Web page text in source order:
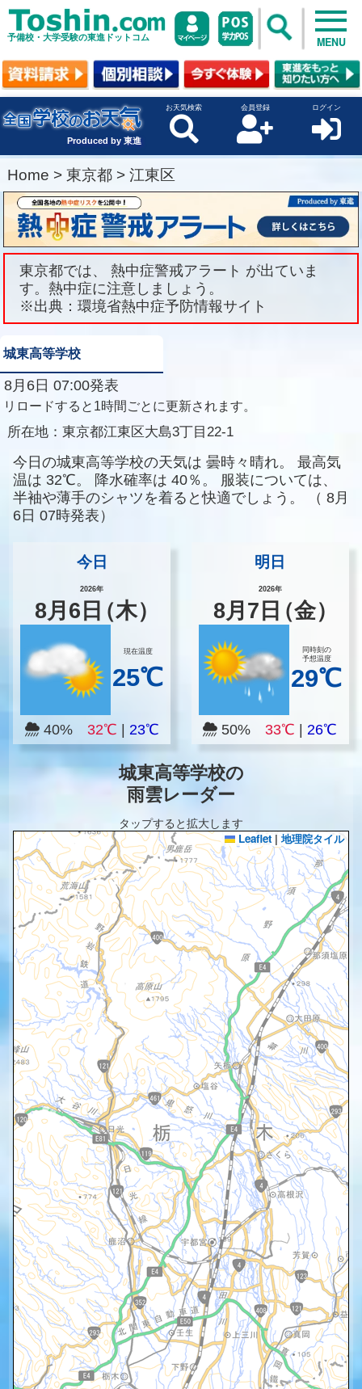
予備校・大学受験の東進ドットコム MENU
Produced by 東進
お天気検索 会員登録 ログイン
Home > 東京都 > 江東区
東京都では、 熱中症警戒アラート が出ていま
す。熱中症に注意しましょう。
※出典：環境省熱中症予防情報サイト
城東高等学校
8月6日 07:00発表
リロードすると1時間ごとに更新されます。
所在地： 東京都江東区大島3丁目22-1
今日の城東高等学校の天気は 曇時々晴れ。
最高気
温は 32℃。 降水確率は 40％。
服装については、
半袖や薄手のシャツを着ると快適でしょう。
（ 8月
6日 07時発表）
今日
2026年
8月 6 日（木）
現在温度
25℃
40% 32℃ 23℃
明日
2026年
8月 7 日（金）
同時刻の
予想温度
29℃
50%33℃ |26℃
城東高等学校の
雨雲レーダー
タップすると拡大します
Leaflet | 地理院タイル